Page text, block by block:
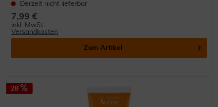
Derzeit nicht lieferbar
7,99 €
inkl. MwSt.
Versandkosten
Zum Artikel
28